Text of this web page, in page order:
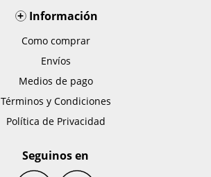
+Información
Como comprar
Envíos
Medios de pago
Términos y Condiciones
Política de Privacidad
Seguinos en